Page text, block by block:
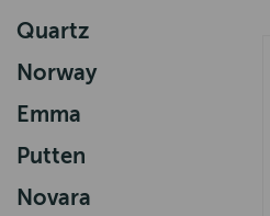
Quartz
Norway
Emma
Putten
Novara